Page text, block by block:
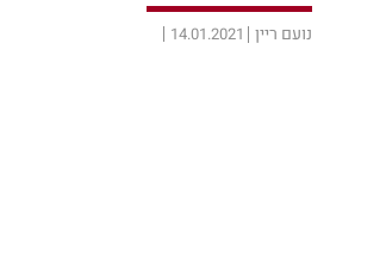
נועם ריין 14.01.2021